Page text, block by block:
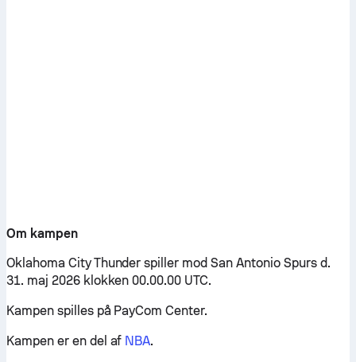
Om kampen
Oklahoma City Thunder spiller mod San Antonio Spurs d.
31. maj 2026 klokken 00.00.00 UTC.
Kampen spilles på PayCom Center.
Kampen er en del af NBA.